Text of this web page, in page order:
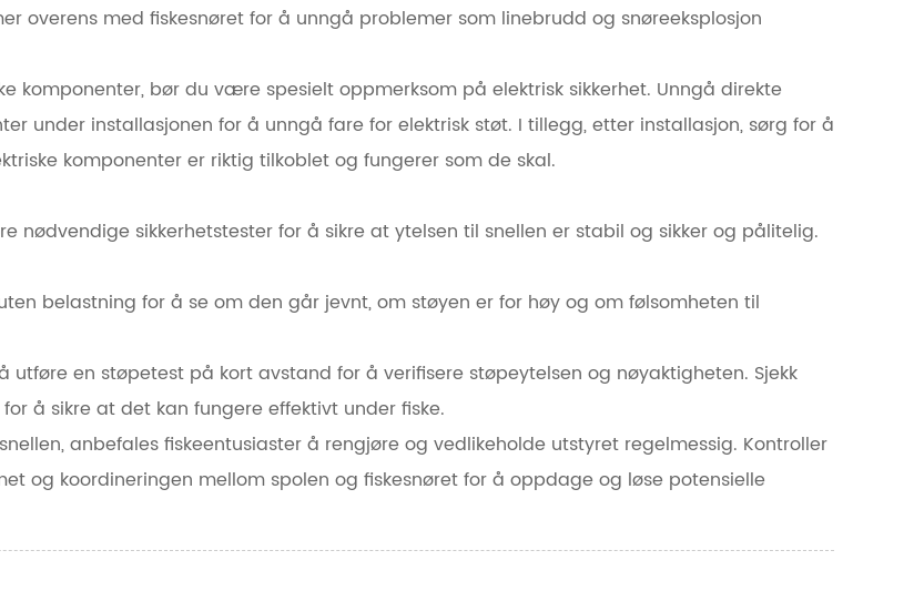
overens med fiskesnøret for å unngå problemer som linebrudd og snøreeksplosjon
komponenter, bør du være spesielt oppmerksom på elektrisk sikkerhet. Unngå direkte
under installasjonen for å unngå fare for elektrisk støt. I tillegg, etter installasjon, sørg for å
komponenter er riktig tilkoblet og fungerer som de skal.
nødvendige sikkerhetstester for å sikre at ytelsen til snellen er stabil og sikker og pålitelig.
belastning for å se om den går jevnt, om støyen er for høy og om følsomheten til
en støpetest på kort avstand for å verifisere støpeytelsen og nøyaktigheten. Sjekk
å sikre at det kan fungere effektivt under fiske.
anbefales fiskeentusiaster å rengjøre og vedlikeholde utstyret regelmessig. Kontroller
og koordineringen mellom spolen og fiskesnøret for å oppdage og løse potensielle